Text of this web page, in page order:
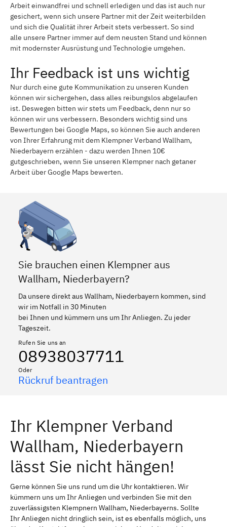
Arbeit einwandfrei und schnell erledigen und das ist auch nur
gesichert, wenn sich unsere Partner mit der Zeit weiterbilden
und sich die Qualität ihrer Arbeit stets verbessert. So sind
alle unsere Partner immer auf dem neusten Stand und können
mit modernster Ausrüstung und Technologie umgehen.
Ihr Feedback ist uns wichtig
Nur durch eine gute Kommunikation zu unseren Kunden
können wir sichergehen, dass alles reibungslos abgelaufen
ist. Deswegen bitten wir stets um Feedback, denn nur so
können wir uns verbessern. Besonders wichtig sind uns
Bewertungen bei Google Maps, so können Sie auch anderen
von Ihrer Erfahrung mit dem Klempner Verband Wallham,
Niederbayern erzählen - dazu werden Ihnen 10€
gutgeschrieben, wenn Sie unseren Klempner nach getaner
Arbeit über Google Maps bewerten.
Sie brauchen einen Klempner aus
Wallham, Niederbayern?
Da unsere direkt aus Wallham, Niederbayern kommen, sind
wir im Notfall in 30 Minuten
bei Ihnen und kümmern uns um Ihr Anliegen. Zu jeder
Tageszeit.
Rufen Sie uns an
08938037711
Oder
Rückruf beantragen
Ihr Klempner Verband
Wallham, Niederbayern
lässt Sie nicht hängen!
Gerne können Sie uns rund um die Uhr kontaktieren. Wir
kümmern uns um Ihr Anliegen und verbinden Sie mit den
zuverlässigsten Klempnern Wallham, Niederbayerns. Sollte
Ihr Anliegen nicht dringlich sein, ist es ebenfalls möglich, uns